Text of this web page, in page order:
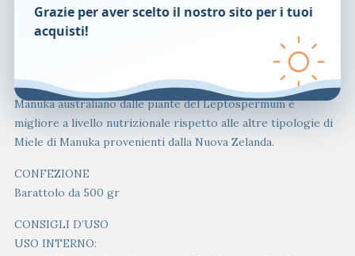
Manuka dalla Nuova Zelanda. Niente di più errato! Infatti, il
Miele di Manuka è prodotto sia in Nuova Zelanda che in
Australia. In Australia, per il clima più caldo, le api producono
un miele con una percentuale più alta di metilgliossale. Un
gruppo di ricerca di Brisbane ha dichiarato che il Miele di
Manuka australiano dalle piante del Leptospermum è
migliore a livello nutrizionale rispetto alle altre tipologie di
Miele di Manuka provenienti dalla Nuova Zelanda.
CONFEZIONE
Barattolo da 500 gr
CONSIGLI D’USO
USO INTERNO:
Grazie per aver scelto il nostro sito per i tuoi
acquisti!